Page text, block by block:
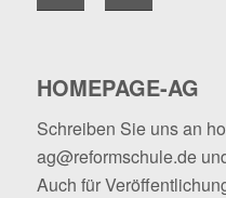
HOMEPAGE-AG
Schreiben Sie uns an
ag@reformschule.de
Auch für